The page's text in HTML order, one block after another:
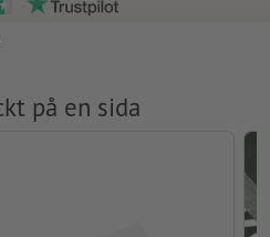
på en sida